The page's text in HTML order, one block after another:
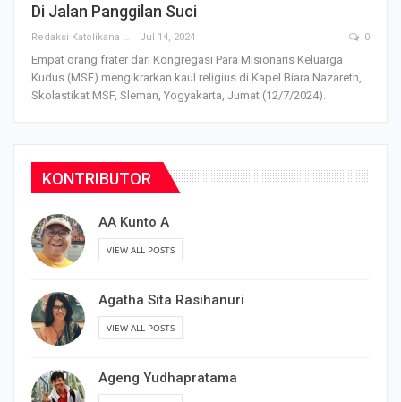
Di Jalan Panggilan Suci
Redaksi Katolikana Jul 14, 2024 0
Empat orang frater dari Kongregasi Para Misionaris Keluarga
Kudus (MSF) mengikrarkan kaul religius di Kapel Biara Nazareth,
Skolastikat MSF, Sleman, Yogyakarta, Jumat (12/7/2024).
KONTRIBUTOR
AA Kunto A
VIEW ALL POSTS
Agatha Sita Rasihanuri
VIEW ALL POSTS
Ageng Yudhapratama